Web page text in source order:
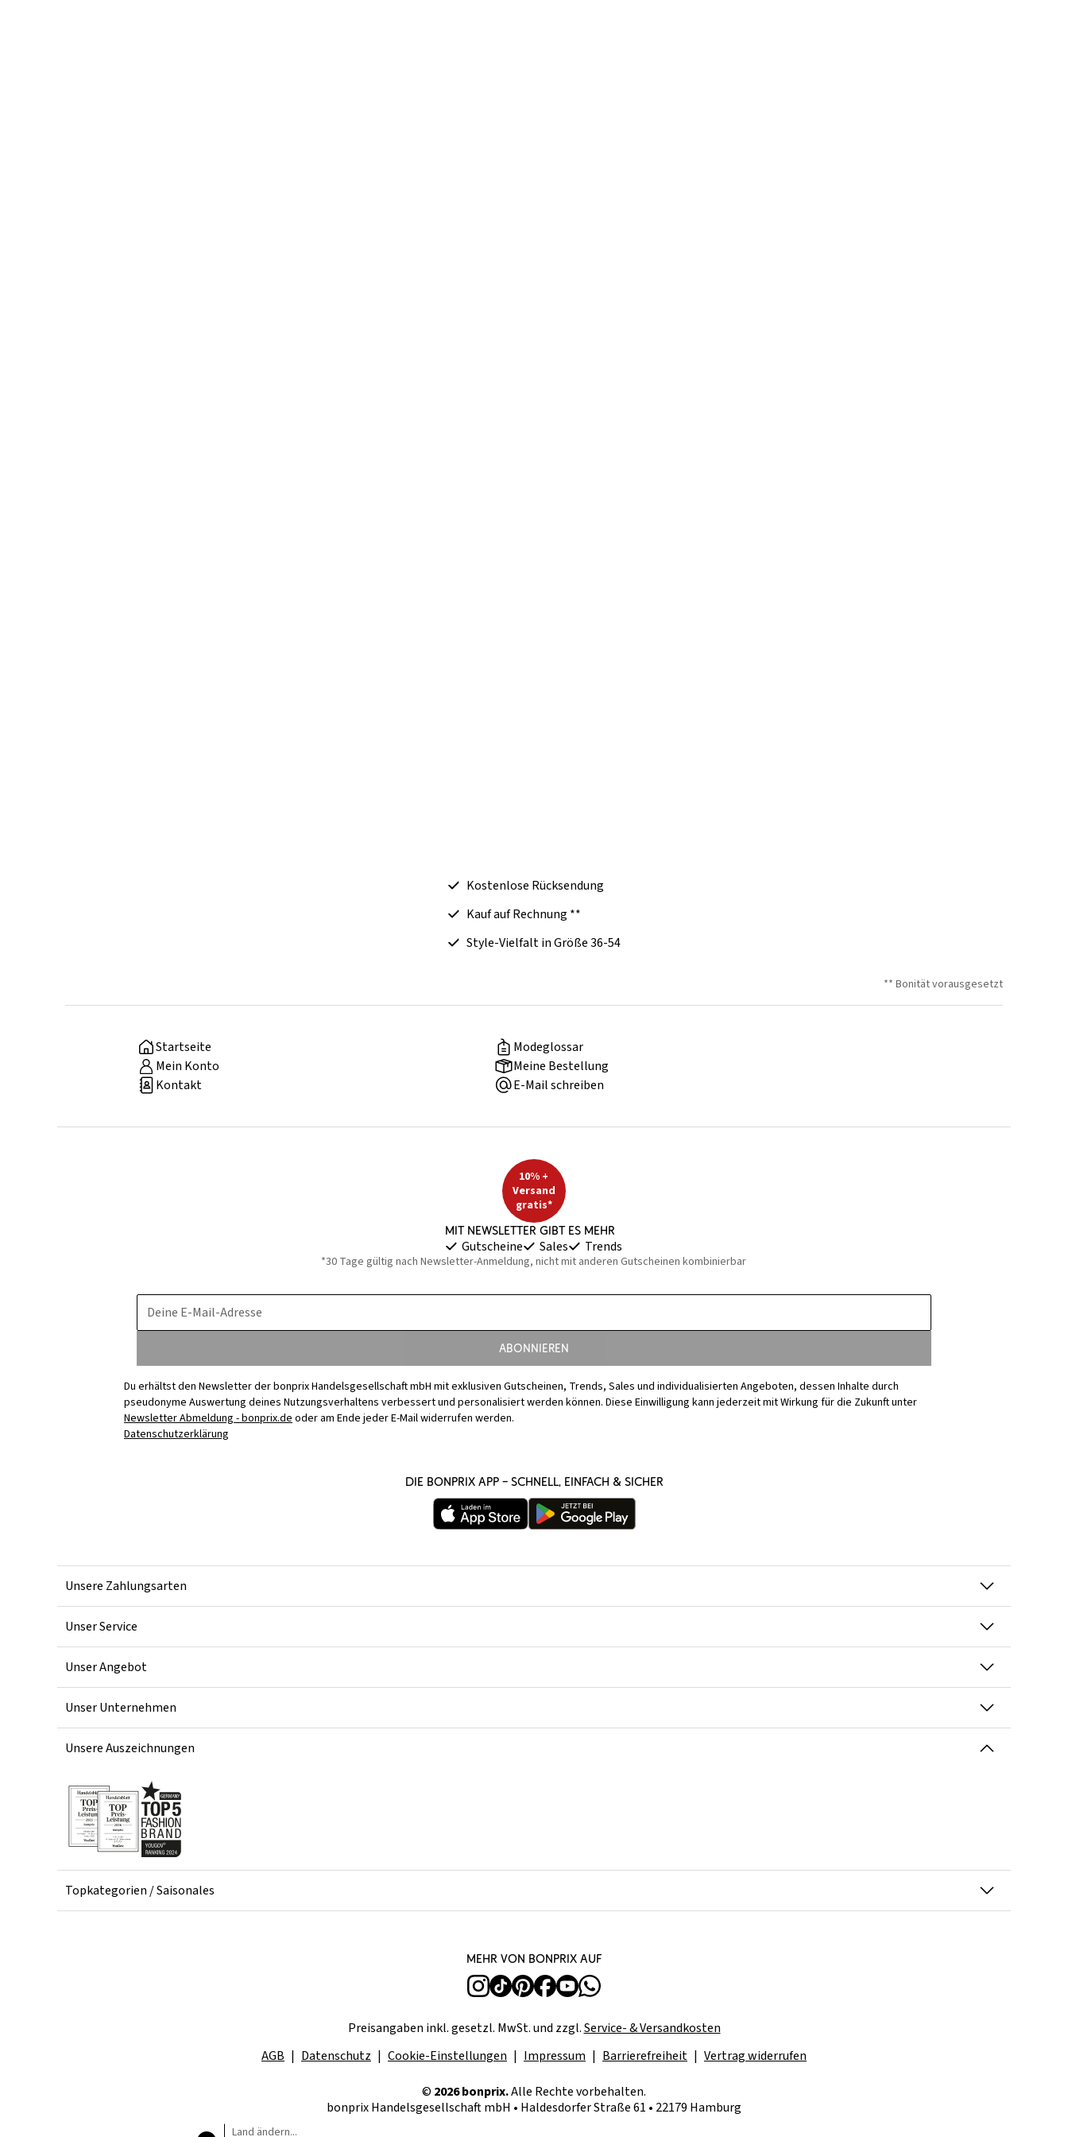
Kostenlose Rücksendung
Kauf auf Rechnung **
Style-Vielfalt in Größe 36-54
** Bonität vorausgesetzt
Startseite
Modeglossar
Mein Konto
Meine Bestellung
Kontakt
E-Mail schreiben
10% +
Versand
gratis*
Mit Newsletter gibt es mehr
Gutscheine Sales Trends
*30 Tage gültig nach Newsletter-Anmeldung, nicht mit anderen Gutscheinen kombinierbar
Deine E-Mail-Adresse
Abonnieren
Du erhältst den Newsletter der bonprix Handelsgesellschaft mbH mit exklusiven Gutscheinen, Trends, Sales und individualisierten Angeboten, dessen Inhalte durch
pseudonyme Auswertung deines Nutzungsverhaltens verbessert und personalisiert werden können. Diese Einwilligung kann jederzeit mit Wirkung für die Zukunft unter
Newsletter Abmeldung - bonprix.deoder am Ende jeder E-Mail widerrufen werden.
Datenschutzerklärung
Die bonprix App – schnell, einfach & sicher
Unsere Zahlungsarten
Unser Service
Unser Angebot
Unser Unternehmen
Unsere Auszeichnungen
Topkategorien / Saisonales
Mehr von bonprix auf
Preisangaben inkl. gesetzl. MwSt. und zzgl.Service- & Versandkosten
AGB
Datenschutz Cookie-Einstellungen Impressum Barrierefreiheit Vertrag widerrufen
© 2026 bonprix.Alle Rechte vorbehalten.
bonprix Handelsgesellschaft mbH • Haldesdorfer Straße 61 • 22179 Hamburg
Land ändern...